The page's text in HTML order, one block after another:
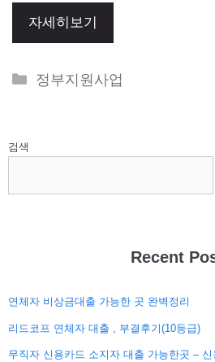
자세히보기
Categories
정부지원사업
검색
Recent
연체자 비상금대출 가능한 곳 완벽정리
리드코프 연체자 대출 , 부결후기(10등급)
무직자 신용카드 소지자 대출 가능한곳 –